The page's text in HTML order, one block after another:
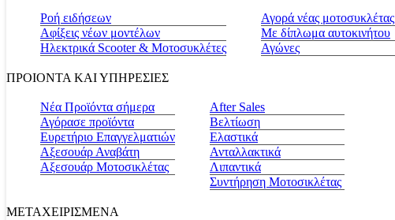
Ροή ειδήσεων
Αφίξεις νέων μοντέλων
Ηλεκτρικά Scooter & Μοτοσυκλέτες
Αγορά νέας μοτοσυκλέτας
Με δίπλωμα αυτοκινήτου
Αγώνες
ΠΡΟΙΟΝΤΑ ΚΑΙ ΥΠΗΡΕΣΙΕΣ
Νέα Προϊόντα σήμερα
Αγόρασε προϊόντα
Ευρετήριο Επαγγελματιών
Αξεσουάρ Αναβάτη
Αξεσουάρ Μοτοσικλέτας
Αfter Sales
Βελτίωση
Ελαστικά
Ανταλλακτικά
Λιπαντικά
Συντήρηση Μοτοσικλέτας
ΜΕΤΑΧΕΙΡΙΣΜΕΝΑ